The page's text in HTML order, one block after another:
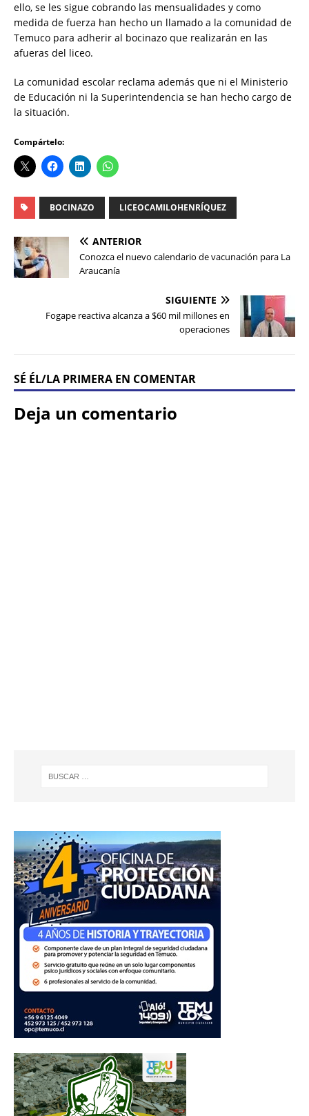
ello, se les sigue cobrando las mensualidades y como
medida de fuerza han hecho un llamado a la comunidad de
Temuco para adherir al bocinazo que realizarán en las
afueras del liceo.
La comunidad escolar reclama además que ni el Ministerio
de Educación ni la Superintendencia se han hecho cargo de
la situación.
Compártelo:
BOCINAZO LICEOCAMILOHENRÍQUEZ
ANTERIOR
Conozca el nuevo calendario de vacunación para La
Araucanía
SIGUIENTE
Fogape reactiva alcanza a $60 mil millones en
operaciones
SÉ ÉL/LA PRIMERA EN COMENTAR
Deja un comentario